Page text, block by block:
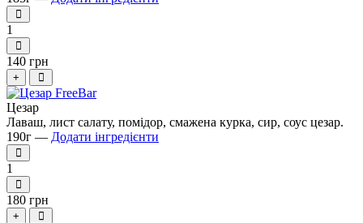
1
140 грн
+
Цезар
Лаваш, лист салату, помідор, смажена курка, сир, соус цезар.
190г — Додати інгредієнти
1
180 грн
+